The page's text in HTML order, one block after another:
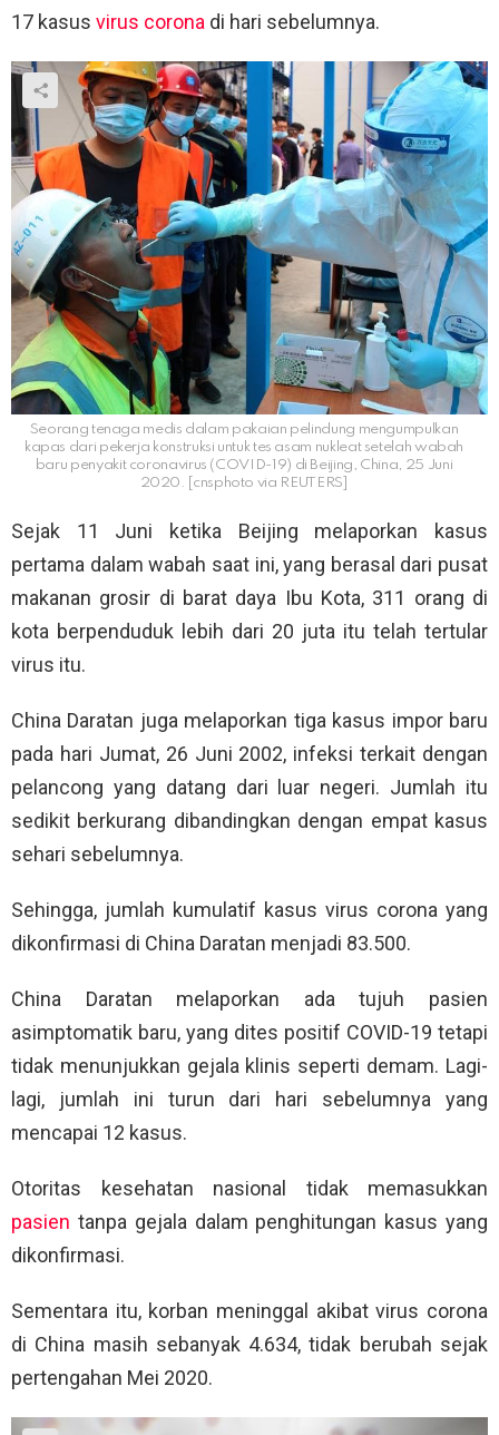
17 kasus virus corona di hari sebelumnya.
Seorang tenaga medis dalam pakaian pelindung mengumpulkan
kapas dari pekerja konstruksi untuk tes asam nukleat setelah wabah
baru penyakit coronavirus (COVID-19) di Beijing, China, 25 Juni
2020. [cnsphoto via REUTERS]
Sejak 11 Juni ketika Beijing melaporkan kasus
pertama dalam wabah saat ini, yang berasal dari pusat
makanan grosir di barat daya Ibu Kota, 311 orang di
kota berpenduduk lebih dari 20 juta itu telah tertular
virus itu.
China Daratan juga melaporkan tiga kasus impor baru
pada hari Jumat, 26 Juni 2002, infeksi terkait dengan
pelancong yang datang dari luar negeri. Jumlah itu
sedikit berkurang dibandingkan dengan empat kasus
sehari sebelumnya.
Sehingga, jumlah kumulatif kasus virus corona yang
dikonfirmasi di China Daratan menjadi 83.500.
China Daratan melaporkan ada tujuh pasien
asimptomatik baru, yang dites positif COVID-19 tetapi
tidak menunjukkan gejala klinis seperti demam. Lagi-
lagi, jumlah ini turun dari hari sebelumnya yang
mencapai 12 kasus.
Otoritas kesehatan nasional tidak memasukkan
pasien tanpa gejala dalam penghitungan kasus yang
dikonfirmasi.
Sementara itu, korban meninggal akibat virus corona
di China masih sebanyak 4.634, tidak berubah sejak
pertengahan Mei 2020.